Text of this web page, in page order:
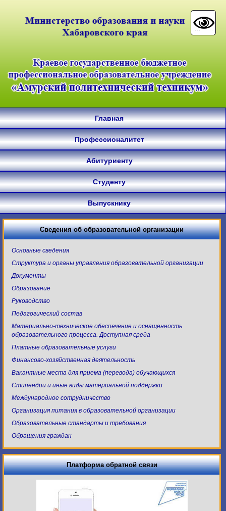
Главная
Профессионалитет
Абитуриенту
Студенту
Выпускнику
Сведения об образовательной организации
Основные сведения
Структура и органы управления образовательной организации
Документы
Образование
Руководство
Педагогический состав
Материально-техническое обеспечение и оснащенность
образовательного процесса. Доступная среда
Платные образовательные услуги
Финансово-хозяйственная деятельность
Вакантные места для приема (перевода) обучающихся
Стипендии и иные виды материальной поддержки
Международное сотрудничество
Организация питания в образовательной организации
Образовательные стандарты и требования
Обращения граждан
Платформа обратной связи